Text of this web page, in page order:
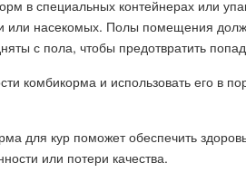
в специальных контейнерах или
или насекомых. Полы помещения
с пола, чтобы предотвратить
комбикорма и использовать его в
для кур поможет обеспечить
или потери качества.